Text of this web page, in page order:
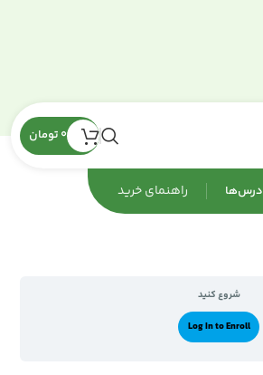
0 تومان
درس‌ها راهنمای‌ خرید
شروع کنید
Log In to Enroll